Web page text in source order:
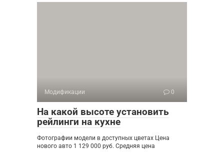
Модификации 0
На какой высоте установить
рейлинги на кухне
Фотографии модели в доступных цветах Цена
нового авто 1 129 000 руб. Средняя цена